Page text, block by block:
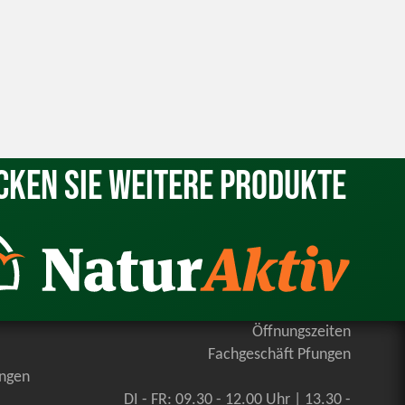
Sie weitere Produkte
Öffnungszeiten
Fachgeschäft Pfungen
DI - FR: 09.30 - 12.00 Uhr | 13.30 -